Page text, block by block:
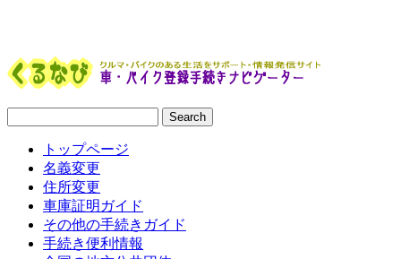
トップページ
名義変更
住所変更
車庫証明ガイド
その他の手続きガイド
手続き便利情報